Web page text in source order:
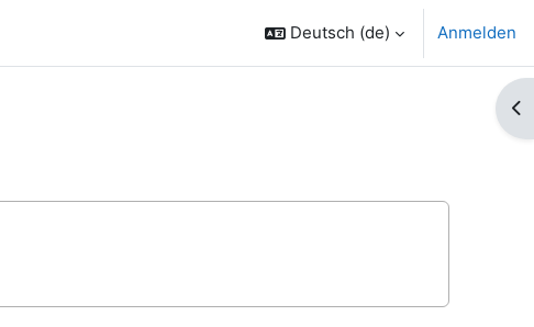
Deutsch ‎(de)‎ Anmelden